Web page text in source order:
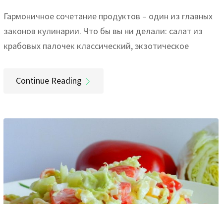
Гармоничное сочетание продуктов – один из главных
законов кулинарии. Что бы вы ни делали: салат из
крабовых палочек классический, экзотическое
Continue Reading